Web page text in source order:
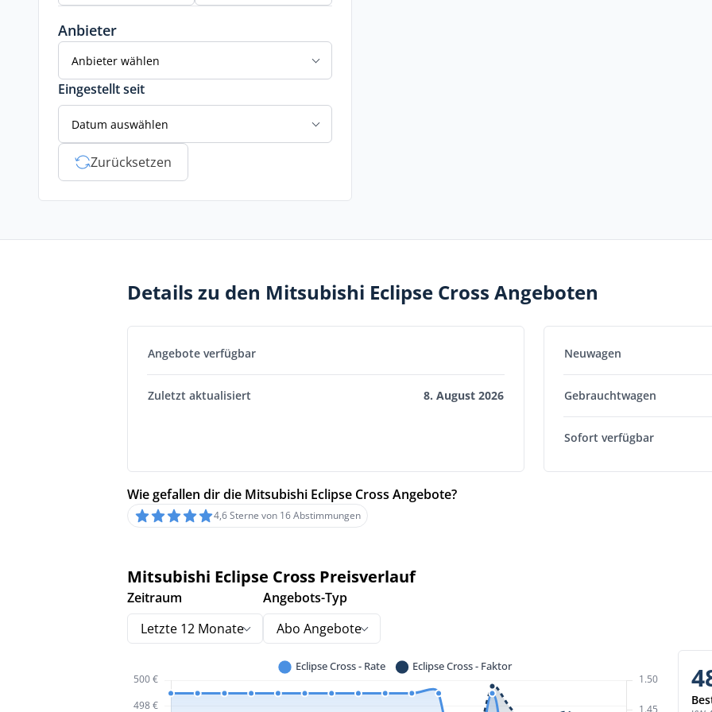
Anbieter
Anbieter wählen
Eingestellt seit
Datum auswählen
Zurücksetzen
Details zu den Mitsubishi Eclipse Cross Angeboten
Angebote verfügbar
Zuletzt aktualisiert 8. August 2026
Neuwagen
Gebrauchtwagen
Sofort verfügbar
Wie gefallen dir die Mitsubishi Eclipse Cross Angebote?
4,6 Sterne von 16 Abstimmungen
Mitsubishi Eclipse Cross Preisverlauf
Zeitraum
Letzte 12 Monate
Angebots-Typ
Abo Angebote